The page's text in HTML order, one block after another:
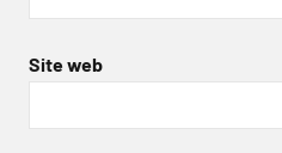
Site web